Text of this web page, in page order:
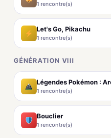
1 rencontre(s)
Let's Go, Pikachu
1 rencontre(s)
GÉNÉRATION VIII
Légendes Pokémon :
1 rencontre(s)
Bouclier
1 rencontre(s)